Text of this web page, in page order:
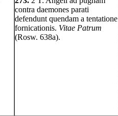
contra daemones parati
defendunt quendam a tentatione
fornicationis. Vitae Patrum
(Rosw. 638a).